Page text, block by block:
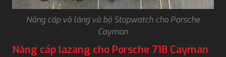
Nâng cấp vô lăng và bộ Stopwatch cho Porsche
Cayman
Nâng cấp lazang cho Porsche 718 Cayman